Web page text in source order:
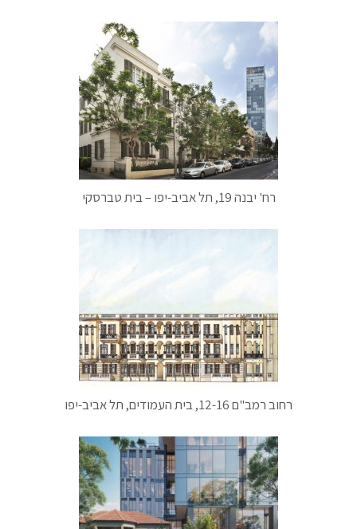
רח' יבנה 19, תל אביב-יפו – בית טברסקי
רחוב רמב"ם 12-16, בית העמודים, תל אביב-יפו